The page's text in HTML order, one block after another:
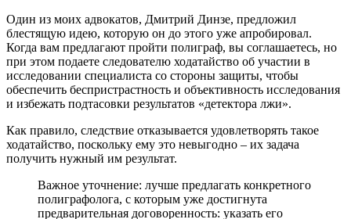
Один из моих адвокатов, Дмитрий Динзе, предложил
блестящую идею, которую он до этого уже апробировал.
Когда вам предлагают пройти полиграф, вы соглашаетесь, но
при этом подаете следователю ходатайство об участии в
исследовании специалиста со стороны защиты, чтобы
обеспечить беспристрастность и объективность исследования
и избежать подтасовки результатов «детектора лжи».
Как правило, следствие отказывается удовлетворять такое
ходатайство, поскольку ему это невыгодно – их задача
получить нужный им результат.
Важное уточнение: лучше предлагать конкретного
полиграфолога, с которым уже достигнута
предварительная договоренность: указать его